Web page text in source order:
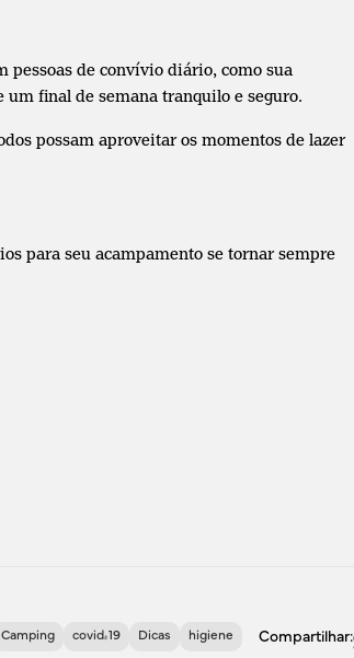
pessoas de convívio diário, como sua
final de semana tranquilo e seguro.
possam aproveitar os momentos de lazer
para seu acampamento se tornar sempre
Camping covid-19 Dicas higiene Compartilhar: